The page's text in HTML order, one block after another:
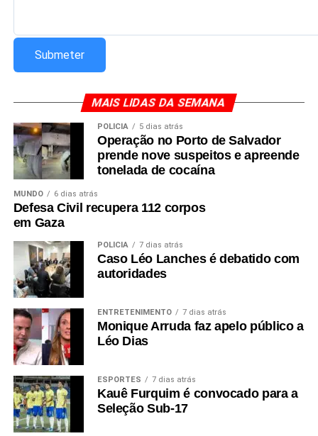
MAIS LIDAS DA SEMANA
POLÍCIA 5 dias atrás
Operação no Porto de Salvador
prende nove suspeitos e apreende
tonelada de cocaína
MUNDO 6 dias atrás
Defesa Civil recupera 112 corpos
em Gaza
POLÍCIA 7 dias atrás
Caso Léo Lanches é debatido com
autoridades
ENTRETENIMENTO 7 dias atrás
Monique Arruda faz apelo público a
Léo Dias
ESPORTES 7 dias atrás
Kauê Furquim é convocado para a
Seleção Sub-17